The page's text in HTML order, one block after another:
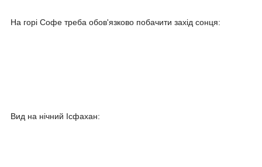
На горі Софе треба обов'язково побачити захід сонця:
Вид на нічний Ісфахан: